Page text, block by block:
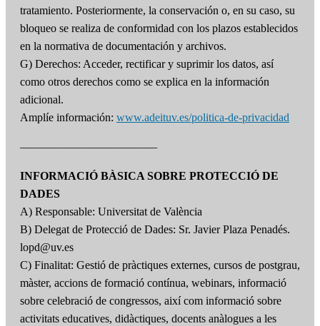
tratamiento. Posteriormente, la conservación o, en su caso, su
bloqueo se realiza de conformidad con los plazos establecidos
en la normativa de documentación y archivos.
G) Derechos: Acceder, rectificar y suprimir los datos, así
como otros derechos como se explica en la información
adicional.
Amplíe información: www.adeituv.es/politica-de-privacidad
————————————
INFORMACIÓ BÀSICA SOBRE PROTECCIÓ DE
DADES
A) Responsable: Universitat de València
B) Delegat de Protecció de Dades: Sr. Javier Plaza Penadés.
lopd@uv.es
C) Finalitat: Gestió de pràctiques externes, cursos de postgrau,
màster, accions de formació contínua, webinars, informació
sobre celebració de congressos, així com informació sobre
activitats educatives, didàctiques, docents anàlogues a les